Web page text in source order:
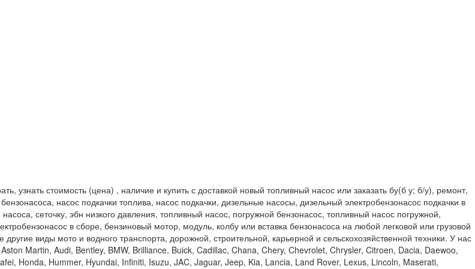
узнать стоимость (цена) , наличие и купить с доставкой новый топливный насос или заказать бу(б у; б/у), ремонт,
насос подкачки топлива, насос подкачки, дизельные насосы, дизельный электробензонасос подкачки в
сеточку, эбн низкого давления, топливный насос, погружной бензонасос, топливный насос погружной,
в сборе, бензиновый мотор, модуль, колбу или вставка бензонасоса на любой легковой или грузовой
виды мото и водного транспорта, дорожной, строительной, карьерной и сельскохозяйственной техники. У нас
Martin, Audi, Bentley, BMW, Brilliance, Buick, Cadillac, Chana, Chery, Chevrolet, Chrysler, Citroen, Dacia, Daewoo,
Honda, Hummer, Hyundai, Infiniti, Isuzu, JAC, Jaguar, Jeep, Kia, Lancia, Land Rover, Lexus, Lincoln, Maserati,